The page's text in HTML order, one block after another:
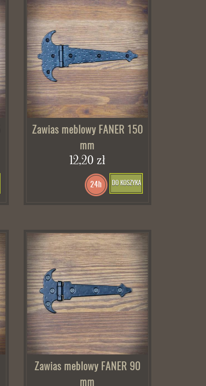
Zawias meblowy FANER 150
mm
12,20 zł
DO KOSZYKA
24h
Zawias meblowy FANER 90
mm